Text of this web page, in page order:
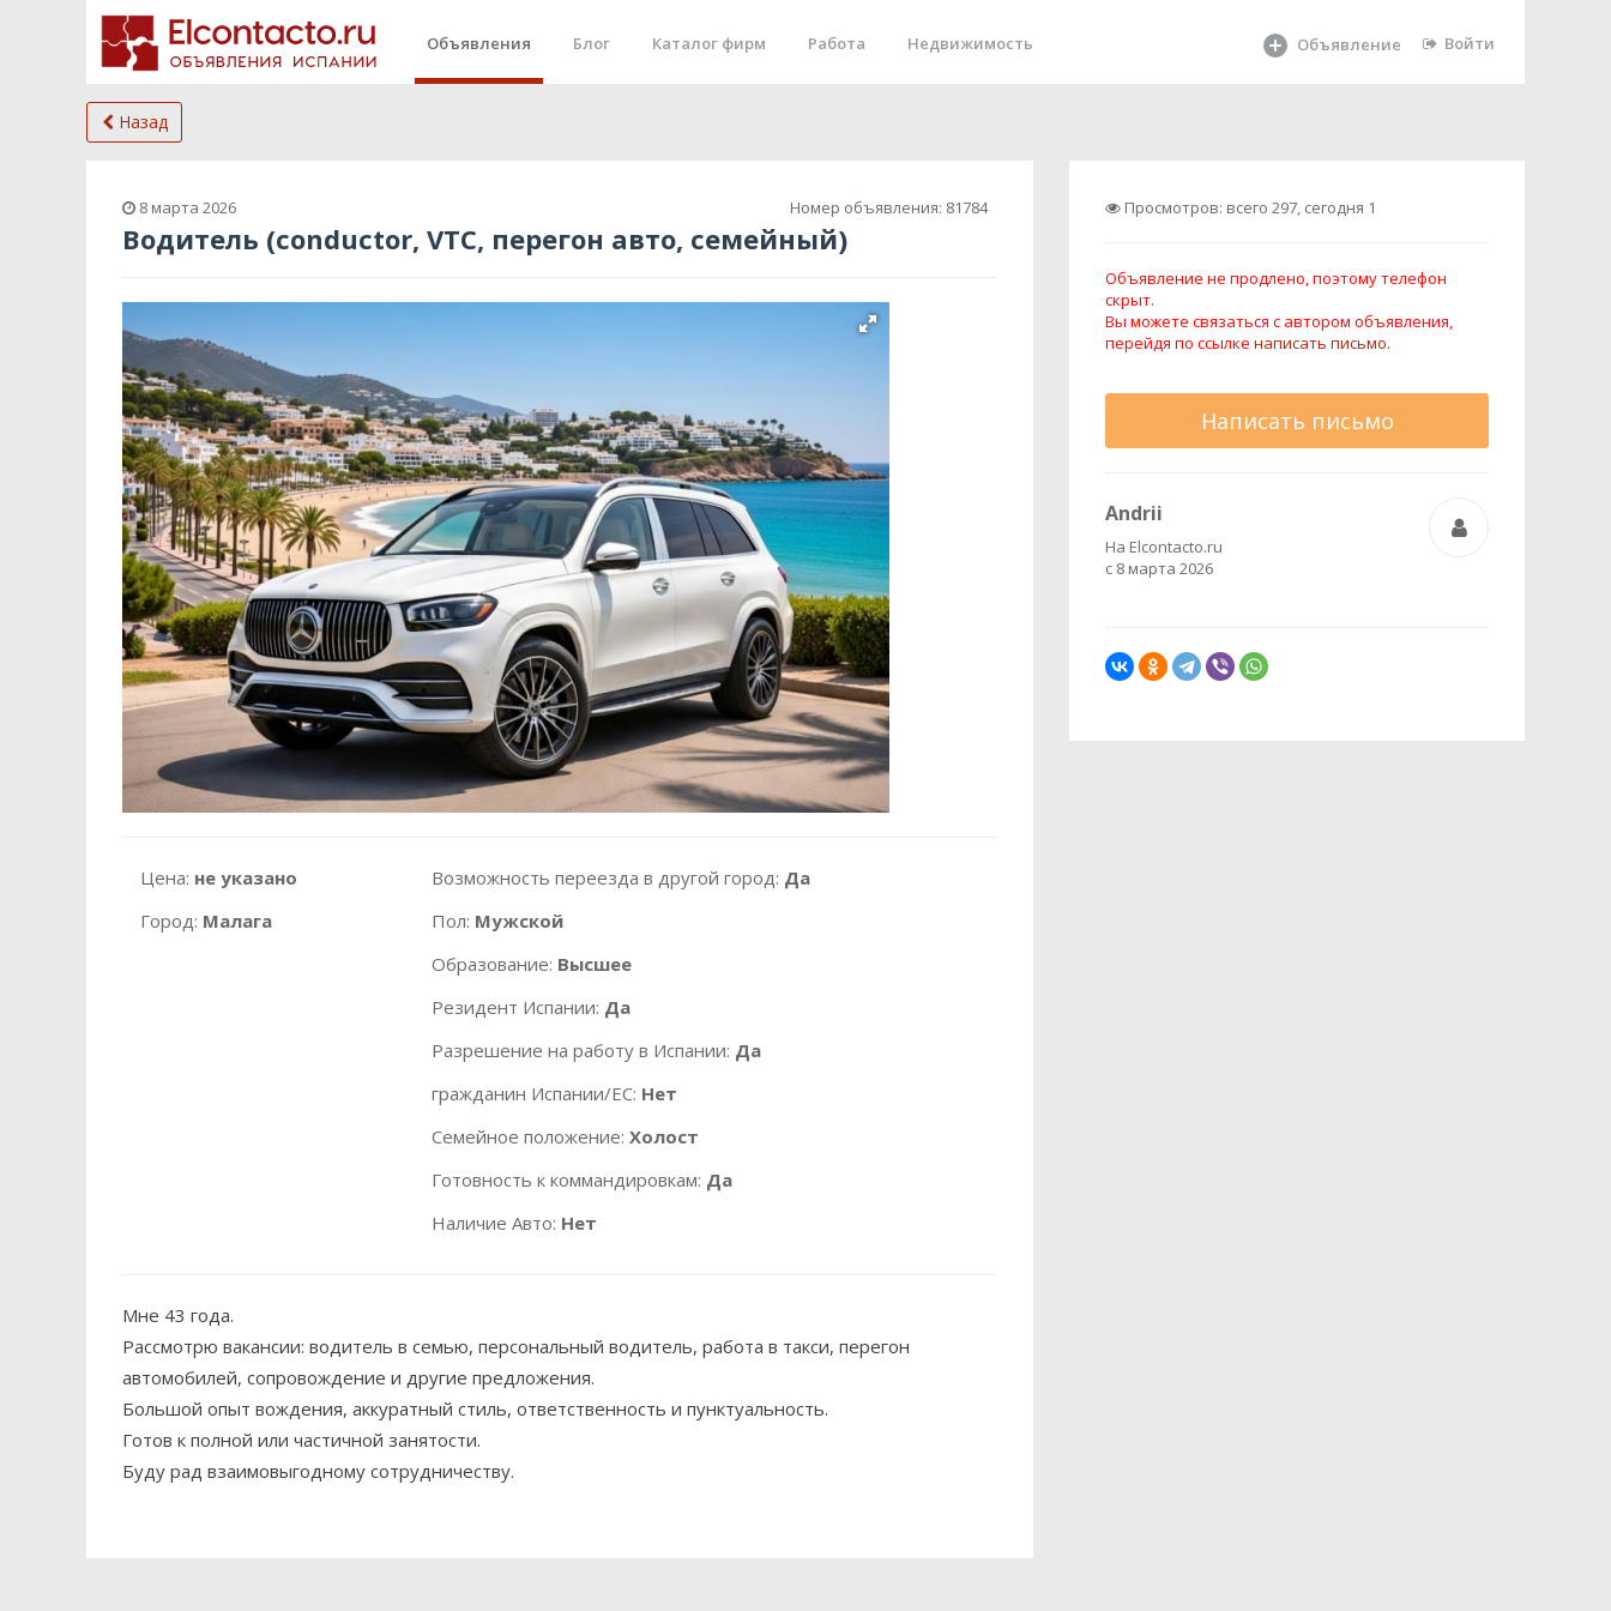
Объявления Блог Каталог фирм Работа Недвижимость Объявление Войти
Назад
8 марта 2026 Номер объявления: 81784
Водитель (conductor, VTC, перегон авто, семейный)
Цена: не указано
Город: Малага
Возможность переезда в другой город: Да
Пол: Мужской
Образование: Высшее
Резидент Испании: Да
Разрешение на работу в Испании: Да
гражданин Испании/ЕС: Нет
Семейное положение:Холост
Готовность к коммандировкам: Да
Наличие Авто: Нет
Мне 43 года.
Рассмотрю вакансии: водитель в семью, персональный водитель, работа в такси, перегон
автомобилей, сопровождение и другие предложения.
Большой опыт вождения, аккуратный стиль, ответственность и пунктуальность.
Готов к полной или частичной занятости.
Буду рад взаимовыгодному сотрудничеству.
Просмотров: всего 297, сегодня 1
Объявление не продлено, поэтому телефон
скрыт.
Вы можете связаться с автором объявления,
перейдя по ссылке написать письмо.
Написать письмо
Andrii
На Elcontacto.ru
с 8 марта 2026